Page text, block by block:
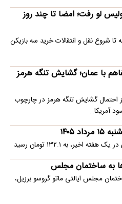
لو رفت؛ امضا تا چند روز
شروع نقل و انتقالات خرید سه بازیکن
با عمان؛ گشایش تنگه هرمز
از احتمال گشایش تنگه هرمز در چارچوب
آمریکا…
۱۴۰۵
به ساختمان مجلس
مجلس ایالتی ماتو گروسو برزیل،